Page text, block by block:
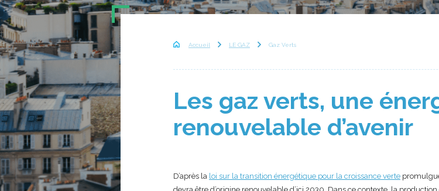
Accueil LE GAZ Gaz Verts
Les gaz verts, une
renouvelable d’avenir
D’après la loi sur la transition énergétique pour la croissance verte